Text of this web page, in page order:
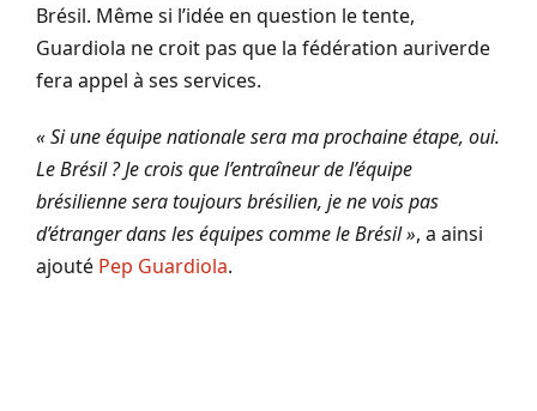
Brésil. Même si l’idée en question le tente,
Guardiola ne croit pas que la fédération auriverde
fera appel à ses services.
« Si une équipe nationale sera ma prochaine étape, oui.
Le Brésil ? Je crois que l’entraîneur de l’équipe
brésilienne sera toujours brésilien, je ne vois pas
d’étranger dans les équipes comme le Brésil », a ainsi
ajouté Pep Guardiola.